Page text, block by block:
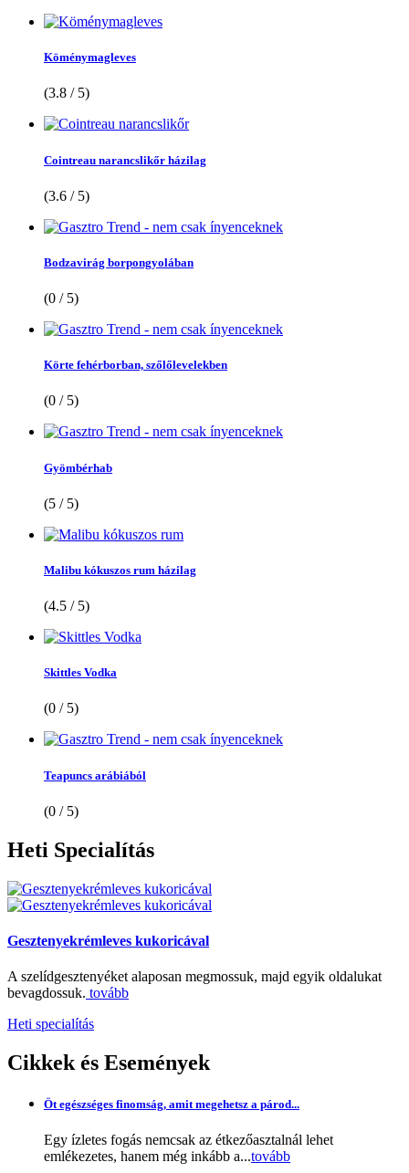
Köménymagleves
(3.8 / 5)
Cointreau narancslikőr házilag
(3.6 / 5)
Bodzavirág borpongyolában
(0 / 5)
Körte fehérborban, szőlőlevelekben
(0 / 5)
Gyömbérhab
(5 / 5)
Malibu kókuszos rum házilag
(4.5 / 5)
Skittles Vodka
(0 / 5)
Teapuncs arábiából
(0 / 5)
Heti Specialítás
Gesztenyekrémleves kukoricával
A szelídgesztenyéket alaposan megmossuk, majd egyik oldalukat
bevagdossuk. tovább
Heti specialítás
Cikkek és Események
Öt egészséges finomság, amit megehetsz a párod...
Egy ízletes fogás nemcsak az étkezőasztalnál lehet
emlékezetes, hanem még inkább a...tovább